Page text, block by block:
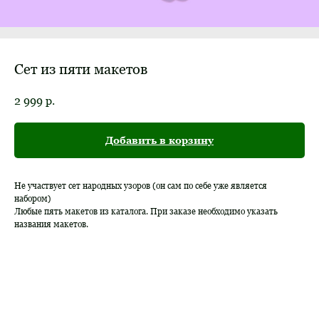
Сет из пяти макетов
2 999 р.
Добавить в корзину
Не участвует сет народных узоров (он сам по себе уже является
набором)
Любые пять макетов из каталога. При заказе необходимо указать
названия макетов.